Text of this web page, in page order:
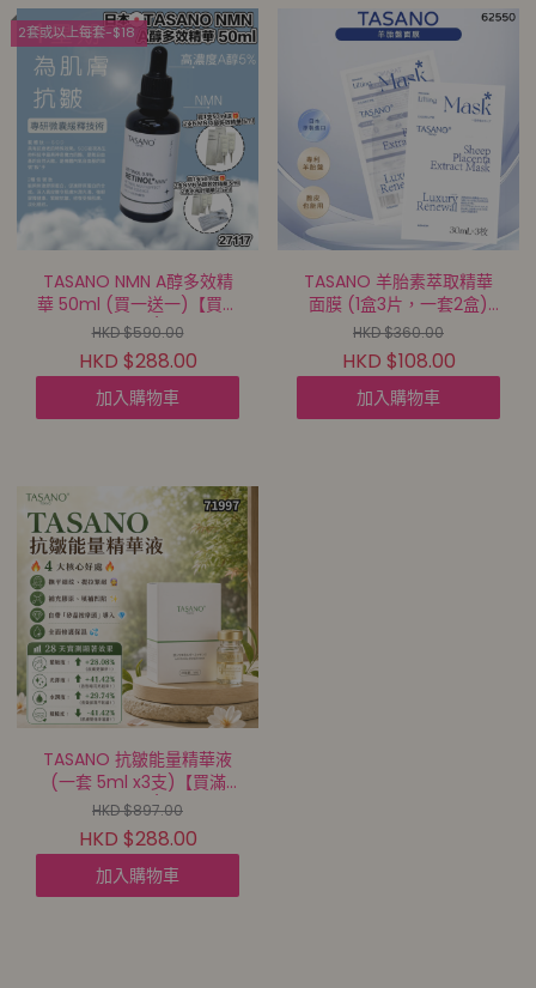
2套或以上每套-$18
TASANO NMN A醇多效精
華 50ml (買一送一)【買滿
$1000包郵 | 12/8截單 | 預
計9月中至尾到貨 |
20260807A(27117.)】
HKD $590.00
HKD $288.00
加入購物車
TASANO 羊胎素萃取精華
面膜 (1盒3片，一套2盒)
(買一送一)【買滿$1000包
郵 | 12/8截單 | 預計9月中
至尾到貨 |
20260807A(62550.)】
HKD $360.00
HKD $108.00
加入購物車
TASANO 抗皺能量精華液
(一套 5ml x3支)【買滿
$1000包郵 | 12/8截單 | 預
計9月中至尾到貨 |
20260807A(68948.)】
HKD $897.00
HKD $288.00
加入購物車